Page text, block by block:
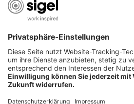
JOBS
INFORMATIONEN